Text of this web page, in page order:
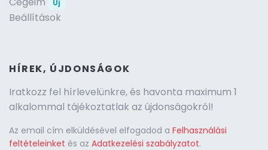
Új
Beállítások
HÍREK, ÚJDONSÁGOK
Iratkozz fel hírlevelünkre, és havonta maximum 1
alkalommal tájékoztatlak az újdonságokról!
Az email cím elküldésével elfogadod a Felhasználási
feltételeinket és az Adatkezelési szabályzatot.